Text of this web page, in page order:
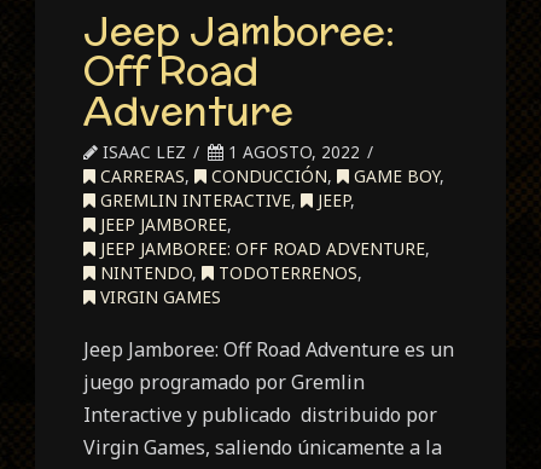
Jeep Jamboree:
Off Road
Adventure
ISAAC LEZ
1 AGOSTO, 2022
CARRERAS, CONDUCCIÓN, GAME BOY,
GREMLIN INTERACTIVE, JEEP,
JEEP JAMBOREE,
JEEP JAMBOREE: OFF ROAD ADVENTURE,
NINTENDO, TODOTERRENOS,
VIRGIN GAMES
Jeep Jamboree: Off Road Adventure es un
juego programado por Gremlin
Interactive y publicado distribuido por
Virgin Games, saliendo únicamente a la